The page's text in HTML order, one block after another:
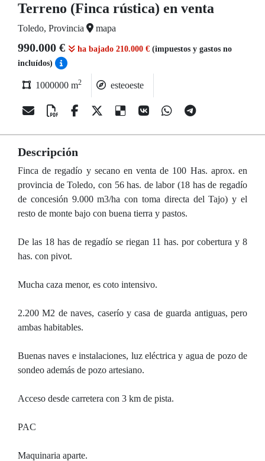
Terreno (Finca rústica) en venta
Toledo, Provincia mapa
990.000 € ha bajado 210.000 € (impuestos y gastos no
incluídos)
1000000 m2 esteoeste
Descripción
Finca de regadío y secano en venta de 100 Has. aprox. en
provincia de Toledo, con 56 has. de labor (18 has de regadío
de concesión 9.000 m3/ha con toma directa del Tajo) y el
resto de monte bajo con buena tierra y pastos.
De las 18 has de regadío se riegan 11 has. por cobertura y 8
has. con pivot.
Mucha caza menor, es coto intensivo.
2.200 M2 de naves, caserío y casa de guarda antiguas, pero
ambas habitables.
Buenas naves e instalaciones, luz eléctrica y agua de pozo de
sondeo además de pozo artesiano.
Acceso desde carretera con 3 km de pista.
PAC
Maquinaria aparte.